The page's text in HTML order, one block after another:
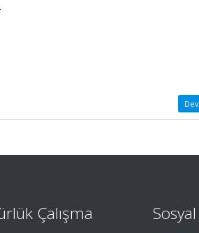
Çalışma